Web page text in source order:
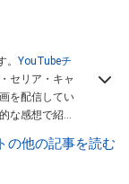
YouTubeチ
セリア・キャ
を配信してい
な感想で紹介
の他の記事を読む